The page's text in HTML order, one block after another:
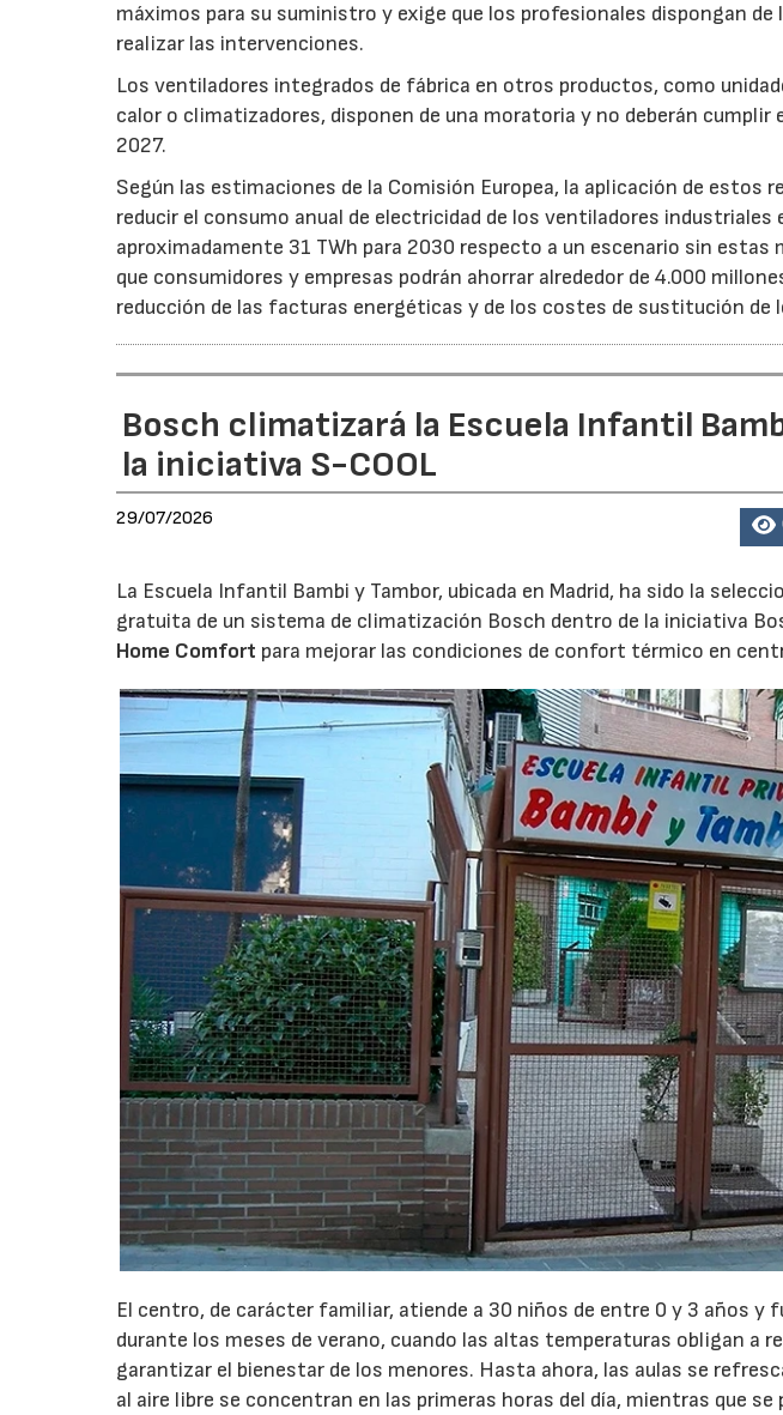
máximos para su suministro y exige que los profesionales dispongan
realizar las intervenciones.
Los ventiladores integrados de fábrica en otros productos, como
calor o climatizadores, disponen de una moratoria y no deberán
2027.
Según las estimaciones de la Comisión Europea, la aplicación de estos
reducir el consumo anual de electricidad de los ventiladores industriales
aproximadamente 31 TWh para 2030 respecto a un escenario sin estas
que consumidores y empresas podrán ahorrar alrededor de 4.000
reducción de las facturas energéticas y de los costes de sustitución de
Bosch climatizará la Escuela Infantil
la iniciativa S-COOL
29/07/2026
La Escuela Infantil Bambi y Tambor, ubicada en Madrid, ha sido la
gratuita de un sistema de climatización Bosch dentro de la iniciativa
Home Comfort para mejorar las condiciones de confort térmico en
El centro, de carácter familiar, atiende a 30 niños de entre 0 y 3 años y
durante los meses de verano, cuando las altas temperaturas obligan a
garantizar el bienestar de los menores. Hasta ahora, las aulas se
al aire libre se concentran en las primeras horas del día, mientras que